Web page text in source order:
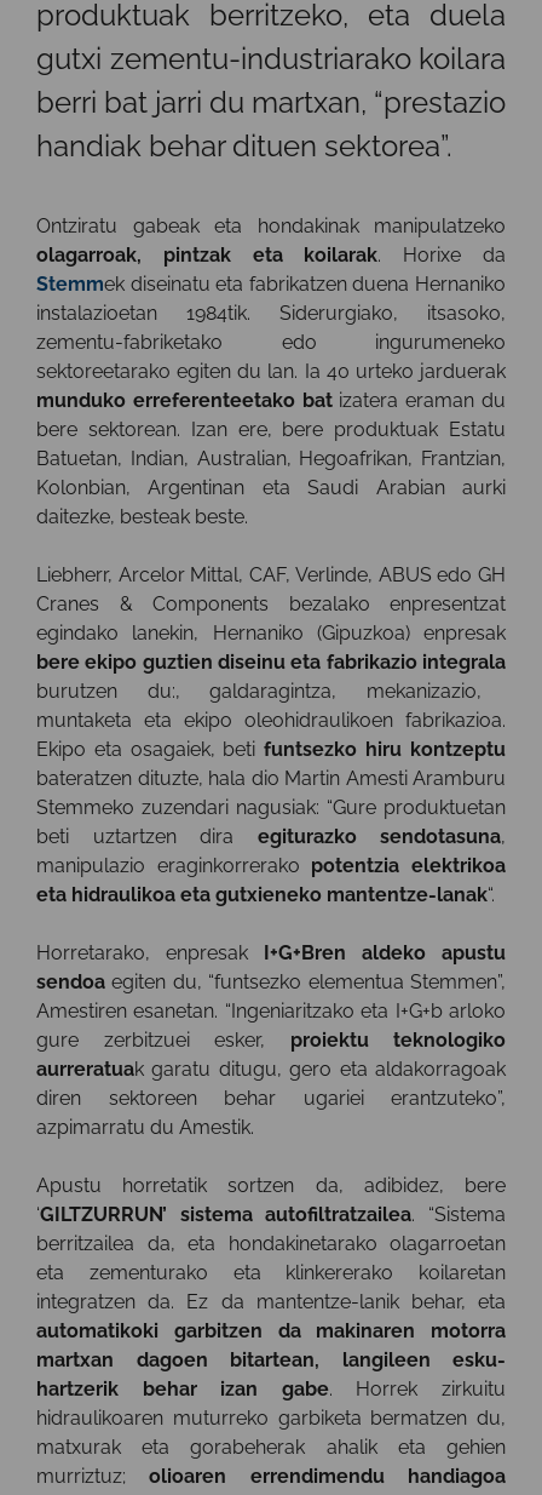
produktuak berritzeko, eta duela
gutxi zementu-industriarako koilara
berri bat jarri du martxan, “prestazio
handiak behar dituen sektorea”.
Ontziratu gabeak eta hondakinak manipulatzeko
olagarroak, pintzak eta koilarak. Horixe da
Stemmek diseinatu eta fabrikatzen duena Hernaniko
instalazioetan 1984tik. Siderurgiako, itsasoko,
zementu-fabriketako edo ingurumeneko
sektoreetarako egiten du lan. Ia 40 urteko jarduerak
munduko erreferenteetako bat izatera eraman du
bere sektorean. Izan ere, bere produktuak Estatu
Batuetan, Indian, Australian, Hegoafrikan, Frantzian,
Kolonbian, Argentinan eta Saudi Arabian aurki
daitezke, besteak beste.
Liebherr, Arcelor Mittal, CAF, Verlinde, ABUS edo GH
Cranes & Components bezalako enpresentzat
egindako lanekin, Hernaniko (Gipuzkoa) enpresak
bere ekipo guztien diseinu eta fabrikazio integrala
burutzen du:, galdaragintza, mekanizazio,
muntaketa eta ekipo oleohidraulikoen fabrikazioa.
Ekipo eta osagaiek, betifuntsezko hiru kontzeptu
bateratzen dituzte, hala dio Martin Amesti Aramburu
Stemmeko zuzendari nagusiak: “Gure produktuetan
beti uztartzen dira egiturazko sendotasuna,
manipulazio eraginkorrerako potentzia elektrikoa
eta hidraulikoa eta gutxieneko mantentze-lanak“.
Horretarako, enpresak I+G+Bren aldeko apustu
sendoa egiten du, “funtsezko elementua Stemmen”,
Amestiren esanetan. “Ingeniaritzako eta I+G+b arloko
gure zerbitzuei esker, proiektu teknologiko
aurreratuak garatu ditugu, gero eta aldakorragoak
diren sektoreen behar ugariei erantzuteko”,
azpimarratu du Amestik.
Apustu horretatik sortzen da, adibidez, bere
‘GILTZURRUN’ sistema autofiltratzailea. “Sistema
berritzailea da, eta hondakinetarako olagarroetan
eta zementurako eta klinkererako koilaretan
integratzen da. Ez da mantentze-lanik behar, eta
automatikoki garbitzen da makinaren motorra
martxan dagoen bitartean, langileen esku-
hartzerik behar izan gabe. Horrek zirkuitu
hidraulikoaren muturreko garbiketa bermatzen du,
matxurak eta gorabeherak ahalik eta gehien
murriztuz; olioaren errendimendu handiagoa